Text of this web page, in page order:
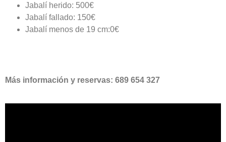
Jabalí herido: 500€
Jabalí fallado: 150€
Jabalí menos de 19 cm:0€
Más información y reservas: 689 654 327